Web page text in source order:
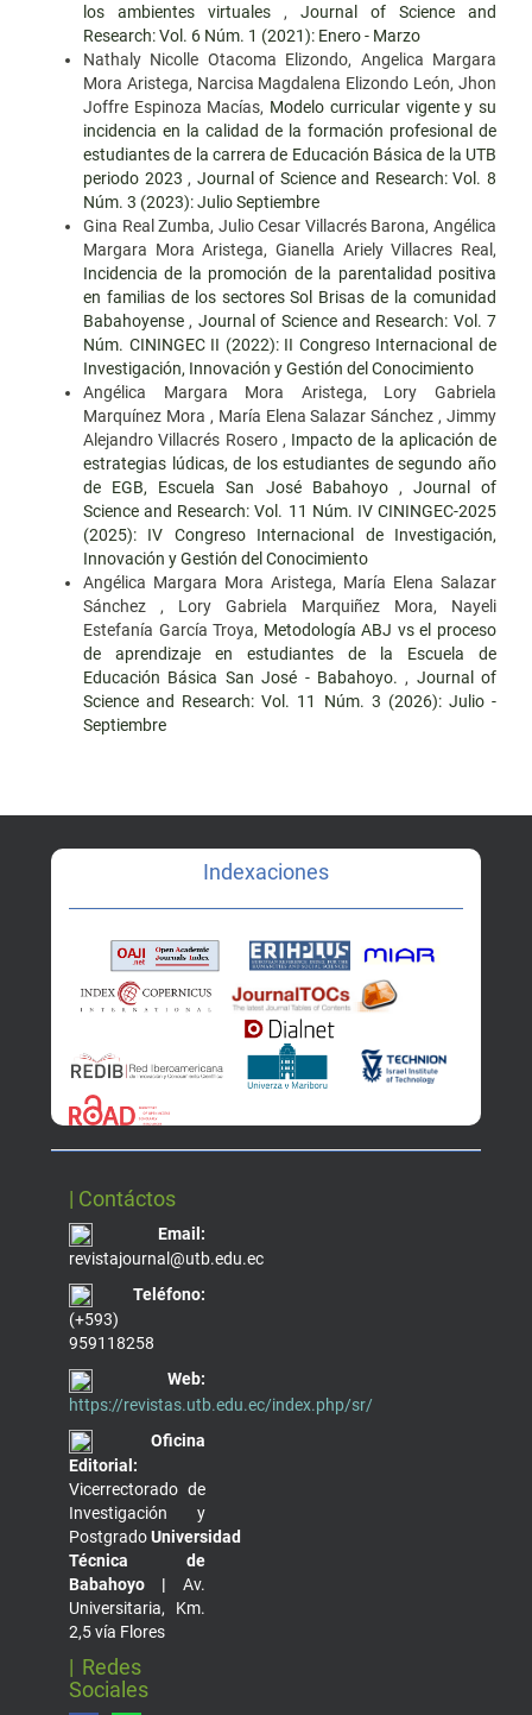
los ambientes virtuales , Journal of Science and
Research: Vol. 6 Núm. 1 (2021): Enero - Marzo
Nathaly Nicolle Otacoma Elizondo, Angelica Margara
Mora Aristega, Narcisa Magdalena Elizondo León, Jhon
Joffre Espinoza Macías, Modelo curricular vigente y su
incidencia en la calidad de la formación profesional de
estudiantes de la carrera de Educación Básica de la UTB
periodo 2023, Journal of Science and Research: Vol. 8
Núm. 3 (2023): Julio Septiembre
Gina Real Zumba, Julio Cesar Villacrés Barona, Angélica
Margara Mora Aristega, Gianella Ariely Villacres Real,
Incidencia de la promoción de la parentalidad positiva
en familias de los sectores Sol Brisas de la comunidad
Babahoyense, Journal of Science and Research: Vol. 7
Núm. CININGEC II (2022): II Congreso Internacional de
Investigación, Innovación y Gestión del Conocimiento
Angélica Margara Mora Aristega, Lory Gabriela
Marquínez Mora , María Elena Salazar Sánchez , Jimmy
Alejandro Villacrés Rosero , Impacto de la aplicación de
estrategias lúdicas, de los estudiantes de segundo año
de EGB, Escuela San José Babahoyo , Journal of
Science and Research: Vol. 11 Núm. IV CININGEC-2025
(2025): IV Congreso Internacional de Investigación,
Innovación y Gestión del Conocimiento
Angélica Margara Mora Aristega, María Elena Salazar
Sánchez , Lory Gabriela Marquiñez Mora, Nayeli
Estefanía García Troya, Metodología ABJ vs el proceso
de aprendizaje en estudiantes de la Escuela de
Educación Básica San José - Babahoyo., Journal of
Science and Research: Vol. 11 Núm. 3 (2026): Julio -
Septiembre
Indexaciones
| Contáctos
Email:
revistajournal@utb.edu.ec
Teléfono:
(+593)
959118258
Web:
https://revistas.utb.edu.ec/index.php/sr/
Oficina
Editorial:
Vicerrectorado de
Investigación y
PostgradoUniversidad
Técnica de
Babahoyo | Av.
Universitaria, Km.
2,5 vía Flores
| Redes
Sociales